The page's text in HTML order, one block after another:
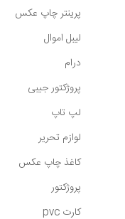
پرینتر چاپ عکس
لیبل اموال
درام
پروژکتور جیبی
لپ تاپ
لوازم تحریر
کاغذ چاپ عکس
پروژکتور
کارت pvc